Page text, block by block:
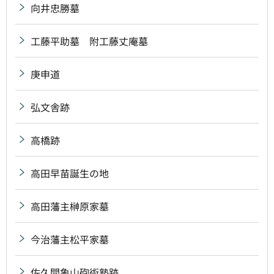
向井忠勝墓
工藤平助墓 附工藤丈庵墓
庚申道
弘文舎跡
高橋跡
高田早苗誕生の地
高田藩主榊原家墓
今治藩主松平家墓